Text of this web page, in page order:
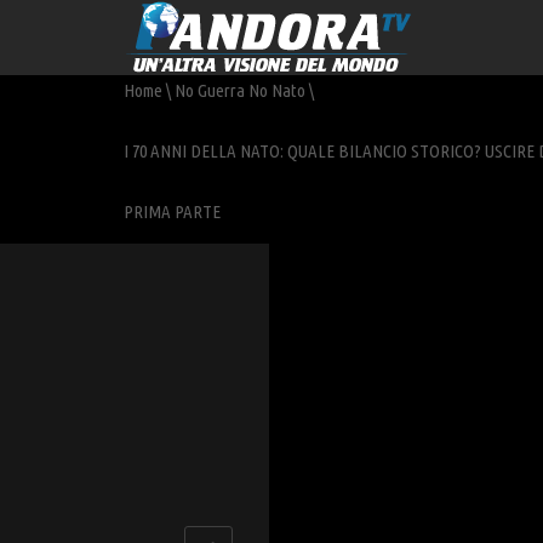
Home \ No Guerra No Nato \
I 70 ANNI DELLA NATO: QUALE BILANCIO STORICO? USCIRE
PRIMA PARTE